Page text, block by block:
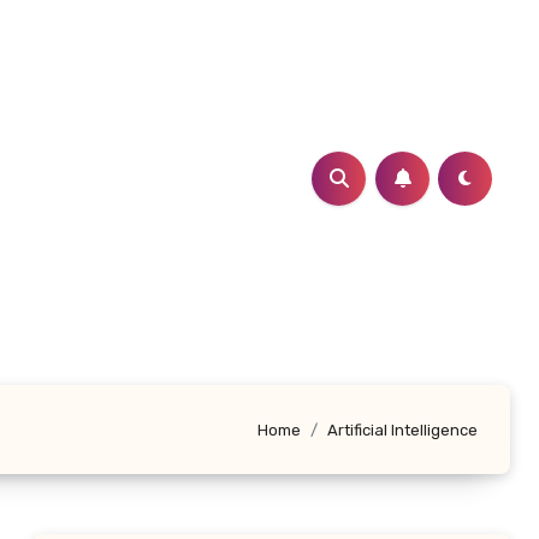
Home Artificial Intelligence